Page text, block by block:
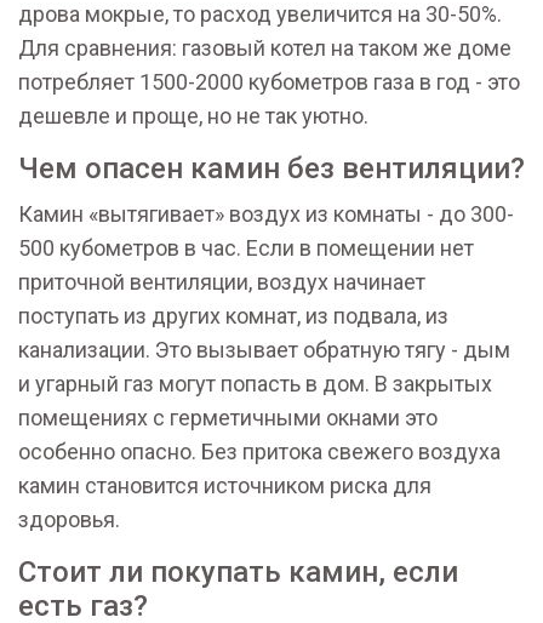
дрова мокрые, то расход увеличится на 30-50%.
Для сравнения: газовый котел на таком же доме
потребляет 1500-2000 кубометров газа в год - это
дешевле и проще, но не так уютно.
Чем опасен камин без вентиляции?
Камин «вытягивает» воздух из комнаты - до 300-
500 кубометров в час. Если в помещении нет
приточной вентиляции, воздух начинает
поступать из других комнат, из подвала, из
канализации. Это вызывает обратную тягу - дым
и угарный газ могут попасть в дом. В закрытых
помещениях с герметичными окнами это
особенно опасно. Без притока свежего воздуха
камин становится источником риска для
здоровья.
Стоит ли покупать камин, если
есть газ?